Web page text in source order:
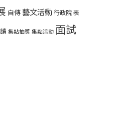
自傳 藝文活動行政院表
集點抽獎 集點活動 面試